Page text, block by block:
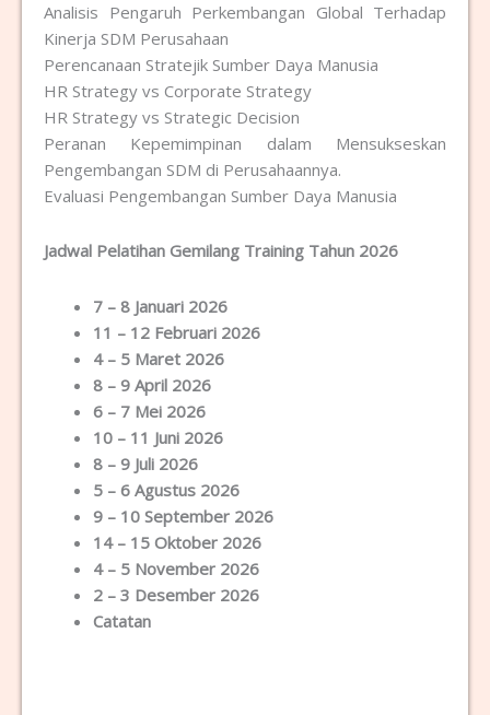
Analisis Pengaruh Perkembangan Global Terhadap
Kinerja SDM Perusahaan
Perencanaan Stratejik Sumber Daya Manusia
HR Strategy vs Corporate Strategy
HR Strategy vs Strategic Decision
Peranan Kepemimpinan dalam Mensukseskan
Pengembangan SDM di Perusahaannya.
Evaluasi Pengembangan Sumber Daya Manusia
Jadwal Pelatihan Gemilang Training Tahun 2026
7 – 8 Januari 2026
11 – 12 Februari 2026
4 – 5 Maret 2026
8 – 9 April 2026
6 – 7 Mei 2026
10 – 11 Juni 2026
8 – 9 Juli 2026
5 – 6 Agustus 2026
9 – 10 September 2026
14 – 15 Oktober 2026
4 – 5 November 2026
2 – 3 Desember 2026
Catatan